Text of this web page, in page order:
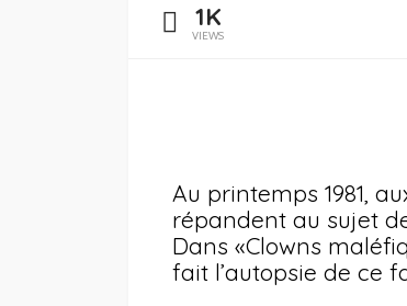
1K
VIEWS
Au printemps 1981,
répandent au sujet
Dans «Clowns
fait l’autopsie de ce